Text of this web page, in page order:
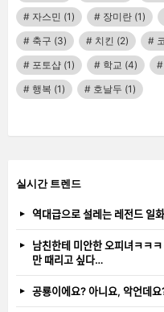
자스민 (1) 장미란 (1)
축구 (3) 치킨 (2)
포토샵 (1) 학교 (4)
행복 (1) 호날두 (1)
실시간 트렌드
역대급으로 설레는 레전드
남친한테 미안한 오피녀ㅋ
만 때리고 싶다…
공룡이에요? 아니요,